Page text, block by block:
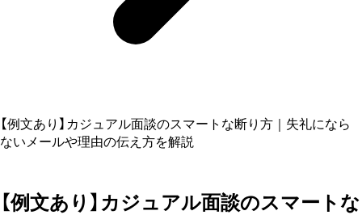
【例文あり】カジュアル面談のスマートな断り方｜失礼になら
ないメールや理由の伝え方を解説
【例文あり】カジュアル面談のスマートな